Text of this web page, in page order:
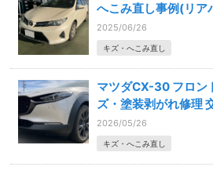
へこみ直し事例(リア
2025/06/26
キズ・へこみ直し
マツダCX-30 フロン
ズ・塗装剥がれ修理
2026/05/26
キズ・へこみ直し